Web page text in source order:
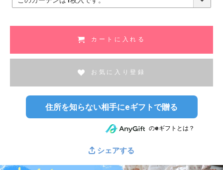
必
カートに入れる
お気に入り登録
住所を知らない相手にeギフトで贈る
のeギフトとは？
シェアする